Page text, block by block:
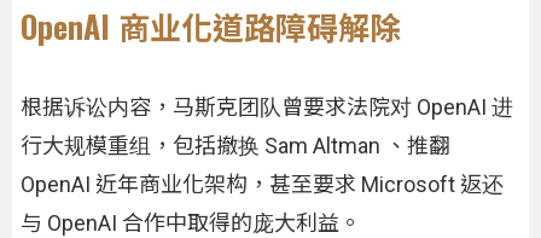
OpenAI 商业化道路障碍解除
根据诉讼内容，马斯克团队曾要求法院对 OpenAI 进
行大规模重组，包括撤换 Sam Altman 、推翻
OpenAI 近年商业化架构，甚至要求 Microsoft 返还
与 OpenAI 合作中取得的庞大利益。